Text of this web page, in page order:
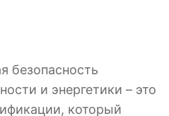
безопасность
и энергетики – это
который